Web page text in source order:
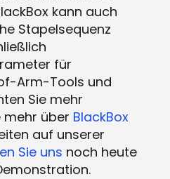
kann auch
Stapelsequenz
für
Arm-Tools und
Sie mehr
mehr über BlackBox
auf unserer
Sie uns noch heute